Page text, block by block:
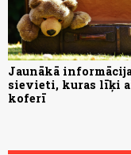
Jaunākā
sievieti, kuras līķi
koferī